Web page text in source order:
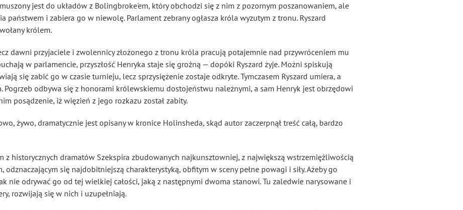
jest do układów z Bolingbroke'em, który obchodzi się z nim z pozornym poszanowaniem, ale
państwem i zabiera go w niewolę. Parlament zebrany ogłasza króla wyzutym z tronu. Ryszard
królem.
dawni przyjaciele i zwolennicy złożonego z tronu króla pracują potajemnie nad przywróceniem mu
w parlamencie, przyszłość Henryka staje się groźną — dopóki Ryszard żyje. Możni spiskują
się zabić go w czasie turnieju, lecz sprzysiężenie zostaje odkryte. Tymczasem Ryszard umiera, a
Pogrzeb odbywa się z honorami królewskiemu dostojeństwu należnymi, a sam Henryk jest obrzędowi
posądzenie, iż więzień z jego rozkazu został zabity.
żywo, dramatycznie jest opisany w kronice Holinsheda, skąd autor zaczerpnął treść całą, bardzo
z historycznych dramatów Szekspira zbudowanych najkunsztowniej, z największą wstrzemięźliwością
się najdobitniejszą charakterystyką, obfitym w sceny pełne powagi i siły. Ażeby go
nie odrywać go od tej wielkiej całości, jaką z następnymi dwoma stanowi. Tu zaledwie narysowane i
rozwijają się w nich i uzupełniają.